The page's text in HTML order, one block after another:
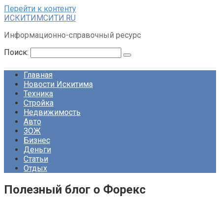
Перейти к контенту
ИСКИТИМСИТИ.RU
Информационно-справочный ресурс
Поиск:
Главная
Новости Искитима
Техника
Стройка
Недвижимость
Авто
ЗОЖ
Бизнес
Деньги
Статьи
Отдых
Полезный блог о Форекс